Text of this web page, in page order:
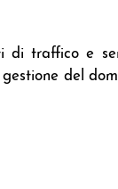
di traffico e
del